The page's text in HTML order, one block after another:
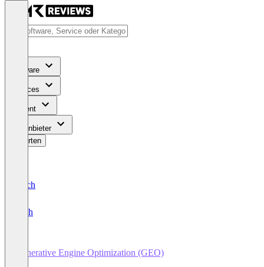
Software
Services
Content
Für Anbieter
Bewerten
Deutsch
English
Generative Engine Optimization (GEO)